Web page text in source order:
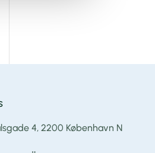
4, 2200 København N